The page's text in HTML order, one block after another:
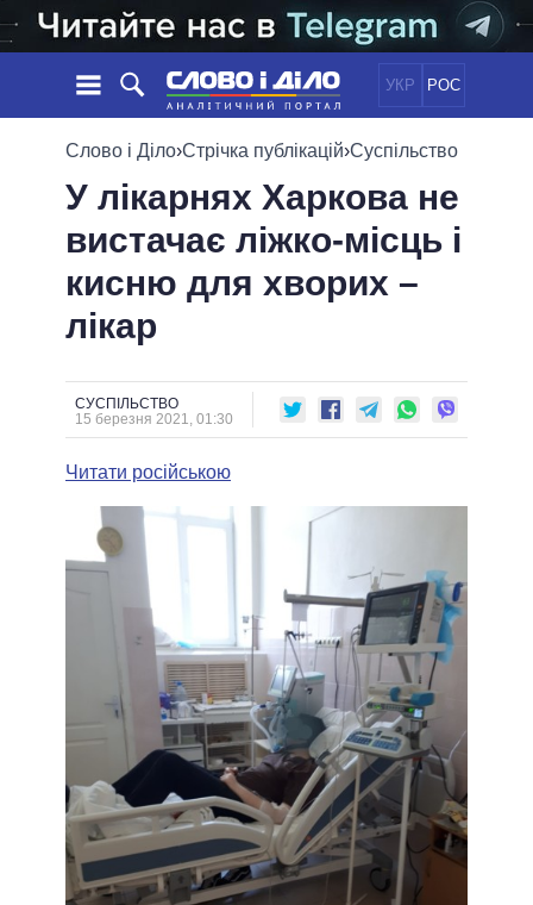
УКР РОС
НОВИНИ
СТРІЧКА
ПОДІЇ
СТАТТІ
ДУМКИ
ОГЛЯДИ
ДАЙДЖЕСТИ
ПОЛІТИКА
ЕКОНОМІКА
СУСПІЛЬСТВО
ОБIЦЯНКИ
ПОЛIТИКИ
УСІ ПОЛІТИКИ
ПРЕЗИДЕНТ І ОФІС
ВЕРХОВНА РАДА
КАБІНЕТ МІНІСТРІВ
МЕРИ МІСТ
ВСІ ПЕРСОНИ
ІНФОГРАФІКА
ПІДТРИМАТИ
ПОРІВНЯННЯ ПОЛІТИКІВ
Слово і Діло›Стрічка публікацій›Суспільство
У лікарнях Харкова не
вистачає ліжко-місць і
кисню для хворих –
лікар
СУСПІЛЬСТВО
15 березня 2021, 01:30
Читати російською